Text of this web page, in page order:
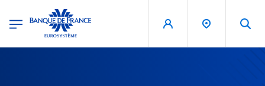
Banque de France - Menu Principal